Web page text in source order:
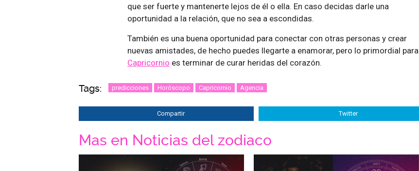
que ser fuerte y mantenerte lejos de él o ella. En caso decidas darle una
oportunidad a la relación, que no sea a escondidas.
También es una buena oportunidad para conectar con otras personas y crear
nuevas amistades, de hecho puedes llegarte a enamorar, pero lo primordial para
Capricornio es terminar de curar heridas del corazón.
Tags: predicciones Horóscopo Capricornio Agencia
Compartir Twitter
Mas en Noticias del zodiaco